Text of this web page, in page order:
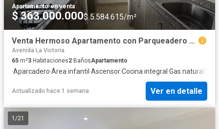
Apartamento·en venta
$ 363.000.000$ 5.584.615/m²
Venta Hermoso Apartamento con Parqueadero en Centro Mayor.
Avenida La Victoria
65 m²3 Habitaciones2 BañosApartamento
·Aparcadero·Área infantil·Ascensor·Cocina integral·Gas natural
Actualizado hace 1 semana Ver en detalle
1 /21